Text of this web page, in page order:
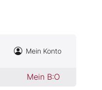
Mein Konto
Mein B:O